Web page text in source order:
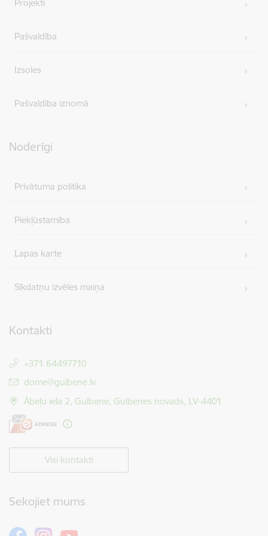
Projekti
Pašvaldība
Izsoles
Pašvaldība iznomā
Noderīgi
Privātuma politika
Piekļūstamība
Lapas karte
Sīkdatņu izvēles maiņa
Kontakti
+371 64497710
E-pasts:
dome@gulbene.lv
Ābeļu iela 2, Gulbene, Gulbenes novads, LV-4401
Visi kontakti
Sekojiet mums